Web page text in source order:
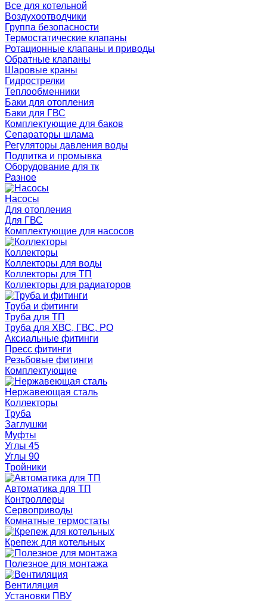
Все для котельной
Воздухоотводчики
Группа безопасности
Термостатические клапаны
Ротационные клапаны и приводы
Обратные клапаны
Шаровые краны
Гидрострелки
Теплообменники
Баки для отопления
Баки для ГВС
Комплектующие для баков
Сепараторы шлама
Регуляторы давления воды
Подпитка и промывка
Оборудование для тк
Разное
Насосы
Для отопления
Для ГВС
Комплектующие для насосов
Коллекторы
Коллекторы для воды
Коллекторы для ТП
Коллекторы для радиаторов
Труба и фитинги
Труба для ТП
Труба для ХВС, ГВС, РО
Аксиальные фитинги
Пресс фитинги
Резьбовые фитинги
Комплектующие
Нержавеющая сталь
Коллекторы
Труба
Заглушки
Муфты
Углы 45
Углы 90
Тройники
Автоматика для ТП
Контроллеры
Сервоприводы
Комнатные термостаты
Крепеж для котельных
Полезное для монтажа
Вентиляция
Установки ПВУ